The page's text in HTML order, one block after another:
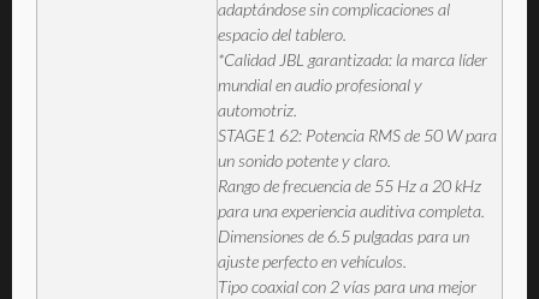
adaptándose sin complicaciones al
espacio del tablero.
*Calidad JBL garantizada: la marca líder
mundial en audio profesional y
automotriz.
STAGE1 62: Potencia RMS de 50 W para
un sonido potente y claro.
Rango de frecuencia de 55 Hz a 20 kHz
para una experiencia auditiva completa.
Dimensiones de 6.5 pulgadas para un
ajuste perfecto en vehículos.
Tipo coaxial con 2 vías para una mejor